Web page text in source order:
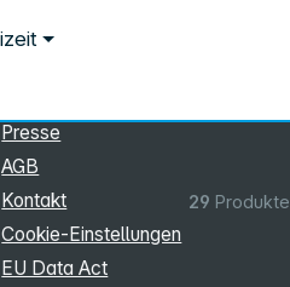
29 Produkte
Presse
AGB
Kontakt
Cookie‑Einstellungen
EU Data Act